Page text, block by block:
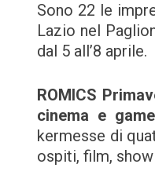
Sono 22 le
Lazio nel
dal 5 all’8 aprile.
ROMICS
cinema e
kermesse di
ospiti, film,